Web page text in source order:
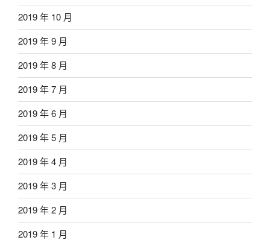
2019 年 10 月
2019 年 9 月
2019 年 8 月
2019 年 7 月
2019 年 6 月
2019 年 5 月
2019 年 4 月
2019 年 3 月
2019 年 2 月
2019 年 1 月